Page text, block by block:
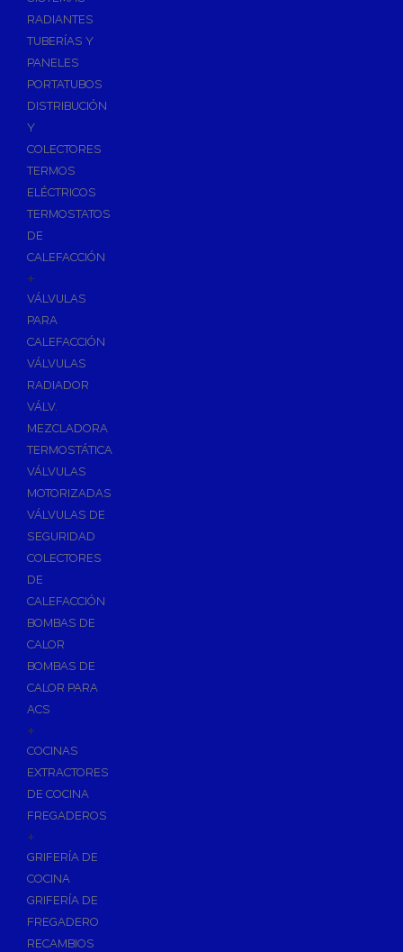
Ósmosis con Depósito
Recambios de Ósmosis
Grifería de Ósmosis
Regulación y Dosificación de Agua
RADIANTES
TUBERÍAS Y
PANELES
PORTATUBOS
DISTRIBUCIÓN
Y
COLECTORES
TERMOS
ELÉCTRICOS
TERMOSTATOS
DE
CALEFACCIÓN
+
VÁLVULAS
PARA
CALEFACCIÓN
VÁLVULAS
RADIADOR
VÁLV.
MEZCLADORA
TERMOSTÁTICA
VÁLVULAS
MOTORIZADAS
VÁLVULAS DE
SEGURIDAD
COLECTORES
DE
CALEFACCIÓN
BOMBAS DE
CALOR
BOMBAS DE
CALOR PARA
ACS
+
COCINAS
EXTRACTORES
DE COCINA
FREGADEROS
+
GRIFERÍA DE
COCINA
GRIFERÍA DE
FREGADERO
RECAMBIOS